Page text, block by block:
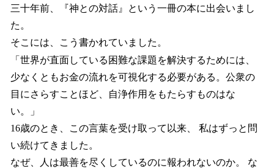
三十年前、『神との対話』という一冊の本に出会いまし
た。
そこには、こう書かれていました。
「世界が直面している困難な課題を解決するためには、
少なくともお金の流れを可視化する必要がある。公衆の
目にさらすことほど、自浄作用をもたらすものはな
い。」
16歳のとき、この言葉を受け取って以来、 私はずっと問
い続けてきました。
なぜ、人は最善を尽くしているのに報われないのか。 な